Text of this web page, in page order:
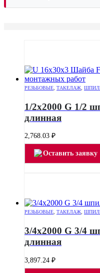
РЕЗЬБОВЫЕ ТАКЕЛАЖ
1/2х2000 G 1/2
длинная
2,768.03 ₽
Оставить заявку
РЕЗЬБОВЫЕ, ТАКЕЛАЖ,
3/4х2000 G 3/4
длинная
3,897.24 ₽